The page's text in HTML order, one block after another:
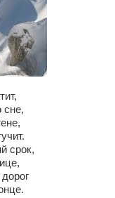
Анплеев А.Б.
сне,
срок,